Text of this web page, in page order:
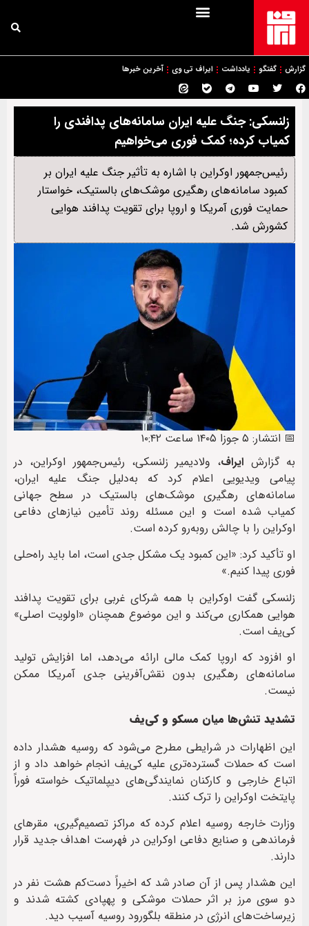
گزارش گفتگو یادداشت ایراف تی وی آخرین خبرها
زلنسکی: جنگ علیه ایران سامانه‌های پدافندی را
کمیاب کرده؛ کمک فوری می‌خواهیم
رئیس‌جمهور اوکراین با اشاره به تأثیر جنگ علیه ایران بر
کمبود سامانه‌های رهگیری موشک‌های بالستیک، خواستار
حمایت فوری آمریکا و اروپا برای تقویت پدافند هوایی
کشورش شد.
📅 انتشار: ۵ جوزا ۱۴۰۵ ساعت ۱۰:۴۲
به گزارش ایراف، ولادیمیر زلنسکی، رئیس‌جمهور اوکراین، در
پیامی ویدیویی اعلام کرد که به‌دلیل جنگ علیه ایران،
سامانه‌های رهگیری موشک‌های بالستیک در سطح جهانی
کمیاب شده است و این مسئله روند تأمین نیازهای دفاعی
اوکراین را با چالش روبه‌رو کرده است.
او تأکید کرد: «این کمبود یک مشکل جدی است، اما باید راه‌حلی
فوری پیدا کنیم.»
زلنسکی گفت اوکراین با همه شرکای غربی برای تقویت پدافند
هوایی همکاری می‌کند و این موضوع همچنان «اولویت اصلی»
کی‌یف است.
او افزود که اروپا کمک مالی ارائه می‌دهد، اما افزایش تولید
سامانه‌های رهگیری بدون نقش‌آفرینی جدی آمریکا ممکن
نیست.
تشدید تنش‌ها میان مسکو و کی‌یف
این اظهارات در شرایطی مطرح می‌شود که روسیه هشدار داده
است که حملات گسترده‌تری علیه کی‌یف انجام خواهد داد و از
اتباع خارجی و کارکنان نمایندگی‌های دیپلماتیک خواسته فوراً
پایتخت اوکراین را ترک کنند.
وزارت خارجه روسیه اعلام کرده که مراکز تصمیم‌گیری، مقرهای
فرماندهی و صنایع دفاعی اوکراین در فهرست اهداف جدید قرار
دارند.
این هشدار پس از آن صادر شد که اخیراً دست‌کم هشت نفر در
دو سوی مرز بر اثر حملات موشکی و پهپادی کشته شدند و
زیرساخت‌های انرژی در منطقه بلگورود روسیه آسیب دید.